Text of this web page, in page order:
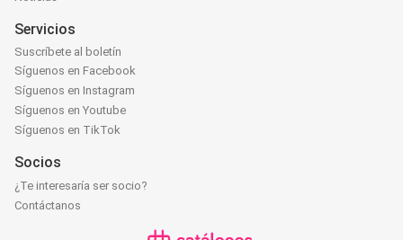
Servicios
Suscríbete al boletín
Síguenos en Facebook
Síguenos en Instagram
Síguenos en Youtube
Síguenos en TikTok
Socios
¿Te interesaría ser socio?
Contáctanos